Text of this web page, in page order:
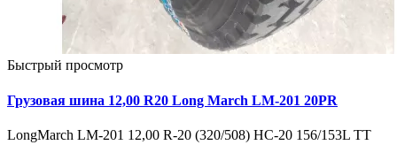
Быстрый просмотр
Грузовая шина 12,00 R20 Long March LM-201 20PR
LongMarch LM-201 12,00 R-20 (320/508) HC-20 156/153L TT